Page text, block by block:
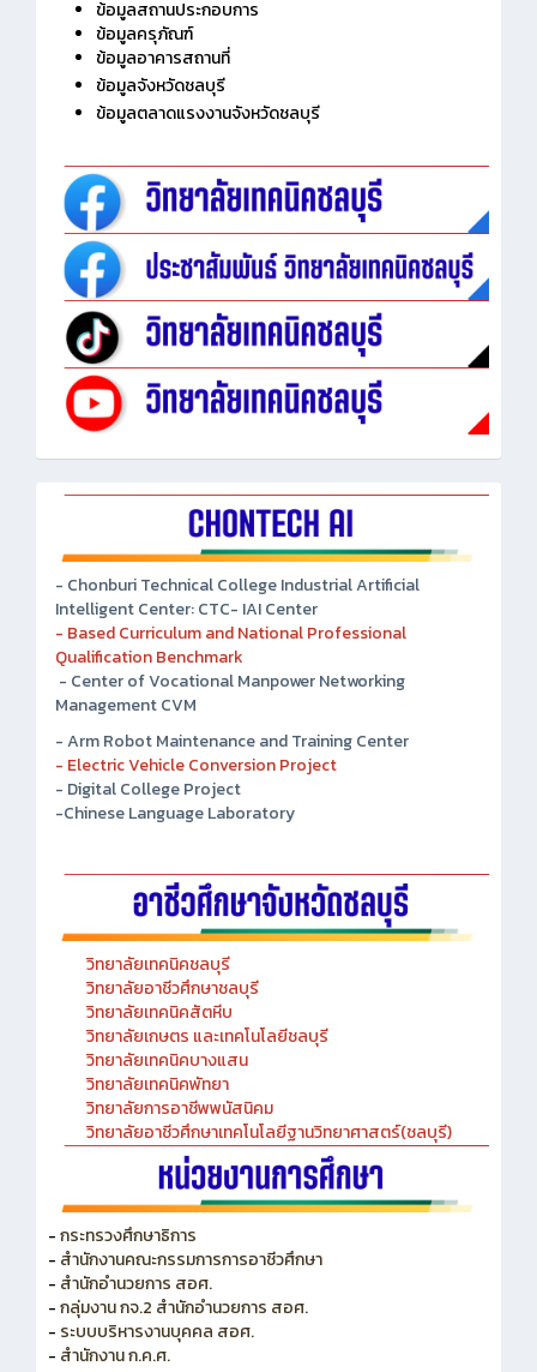
ข้อมูลงบประมาณ
ข้อมูลสถานประกอบการ
ข้อมูลครุภัณฑ์
ข้อมูลอาคารสถานที่
ข้อมูลจังหวัดชลบุรี
- Chonburi Technical College Industrial Artificial
Intelligent Center: CTC- IAI Center
- Based Curriculum and National Professional
Qualification Benchmark
- Center of Vocational Manpower Networking
Management CVM
- Arm Robot Maintenance and Training Center
- Electric Vehicle Conversion Project
- Digital College Project
วิทยาลัยเทคนิคชลบุรี
วิทยาลัยอาชีวศึกษาชลบุรี
วิทยาลัยเทคนิคสัตหีบ
วิทยาลัยเกษตร และเทคโนโลยีชลบุรี
วิทยาลัยเทคนิคบางแสน
วิทยาลัยเทคนิคพัทยา
วิทยาลัยการอาชีพพนัสนิคม
วิทยาลัยอาชีวศึกษาเทคโนโลยีฐานวิทยาศาสตร์(ชลบุรี)
- กระทรวงศึกษาธิการ
- สำนักงานคณะกรรมการการอาชีวศึกษา
- สำนักอำนวยการ สอศ.
- กลุ่มงาน กจ.2 สำนักอำนวยการ สอศ.
- ระบบบริหารงานบุคคล สอศ.